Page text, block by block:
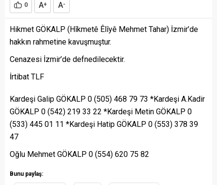
0 A+ A-
Hikmet GÖKALP (Hîkmetê Êlîyê Mehmet Tahar) İzmir’de
hakkın rahmetine kavuşmuştur.
Cenazesi İzmir’de defnedilecektir.
İrtibat TLF
Kardeşi Galip GÖKALP 0 (505) 468 79 73 *Kardeşi A.Kadir
GÖKALP 0 (542) 219 33 22 *Kardeşi Metin GÖKALP 0
(533) 445 01 11 *Kardeşi Hatip GÖKALP 0 (553) 378 39
47
Oğlu Mehmet GÖKALP 0 (554) 620 75 82
Bunu paylaş: